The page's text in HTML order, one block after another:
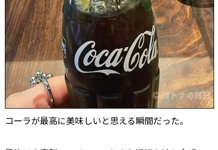
コーラが最高に美味しいと思える瞬間だった。